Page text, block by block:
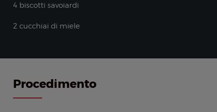
4 biscotti savoiardi
2 cucchiai di miele
Procedimento